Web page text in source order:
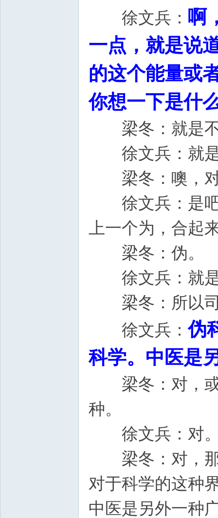
徐文兵： 啊
一点，就是说
的这个能量或
你想一下是什
梁冬：就是不
徐文兵：就是
梁冬：噢，对
徐文兵：是吧
上一个为，合
梁冬：伪。
徐文兵：就
梁冬：所以
徐文兵：伪
科学。中医是
梁冬：对，或
种。
徐文兵：
梁冬：对，那
对于科学的这种
中医是另外一